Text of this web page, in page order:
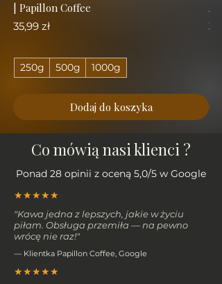
| Papillon Coffee
Cena
35,99 zł
250g 500g 1000g
Dodaj do koszyka
Co mówią nasi klienci ?
Ponad 28 opinii z oceną 5,0/5 w Google
★★★★★
"Kawa jedna z lepszych, jakie w życiu
piłam. Obsługa przemiła — na pewno
wrócę nie raz!"
— Klientka Papillon Coffee, Google
★★★★★